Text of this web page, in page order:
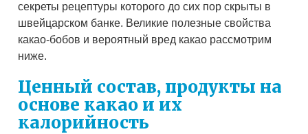
секреты рецептуры которого до сих пор скрыты в
швейцарском банке. Великие полезные свойства
какао-бобов и вероятный вред какао рассмотрим
ниже.
Ценный состав, продукты на
основе какао и их
калорийность